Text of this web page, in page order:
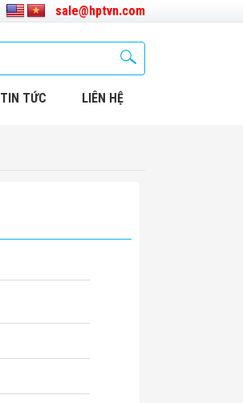
sale@hptvn.com
TIN TỨC LIÊN HỆ